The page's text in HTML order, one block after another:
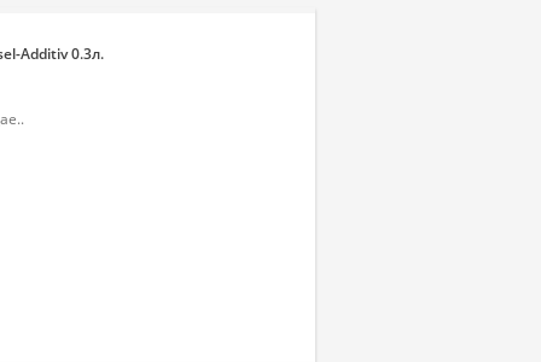
Additiv 0.3л.